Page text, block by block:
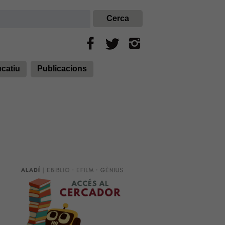
Publicacions